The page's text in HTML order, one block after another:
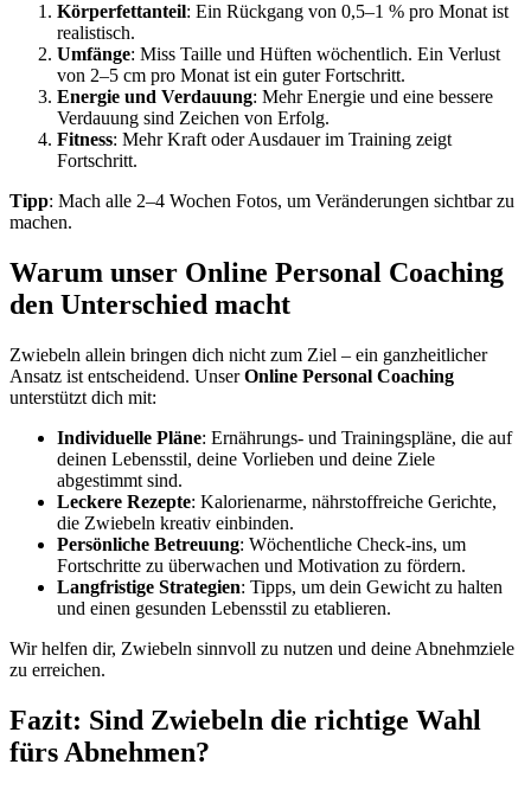
Körperfettanteil: Ein Rückgang von 0,5–1 % pro Monat ist
realistisch.
Umfänge: Miss Taille und Hüften wöchentlich. Ein Verlust
von 2–5 cm pro Monat ist ein guter Fortschritt.
Energie und Verdauung: Mehr Energie und eine bessere
Verdauung sind Zeichen von Erfolg.
Fitness: Mehr Kraft oder Ausdauer im Training zeigt
Fortschritt.
Tipp: Mach alle 2–4 Wochen Fotos, um Veränderungen sichtbar zu
machen.
Warum unser Online Personal Coaching
den Unterschied macht
Zwiebeln allein bringen dich nicht zum Ziel – ein ganzheitlicher
Ansatz ist entscheidend. UnserOnline Personal Coaching
unterstützt dich mit:
Individuelle Pläne: Ernährungs- und Trainingspläne, die auf
deinen Lebensstil, deine Vorlieben und deine Ziele
abgestimmt sind.
Leckere Rezepte: Kalorienarme, nährstoffreiche Gerichte,
die Zwiebeln kreativ einbinden.
Persönliche Betreuung: Wöchentliche Check-ins, um
Fortschritte zu überwachen und Motivation zu fördern.
Langfristige Strategien: Tipps, um dein Gewicht zu halten
und einen gesunden Lebensstil zu etablieren.
Wir helfen dir, Zwiebeln sinnvoll zu nutzen und deine Abnehmziele
zu erreichen.
Fazit: Sind Zwiebeln die richtige Wahl
fürs Abnehmen?